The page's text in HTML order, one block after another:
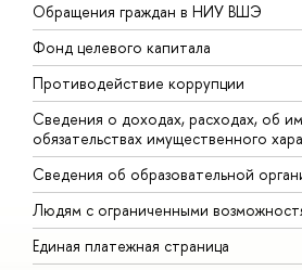
Обращения граждан в НИУ ВШЭ
Фонд целевого капитала
Противодействие коррупции
Сведения о доходах, расходах, об
обязательствах имущественного
Сведения об образовательной
Людям с ограниченными
Единая платежная страница